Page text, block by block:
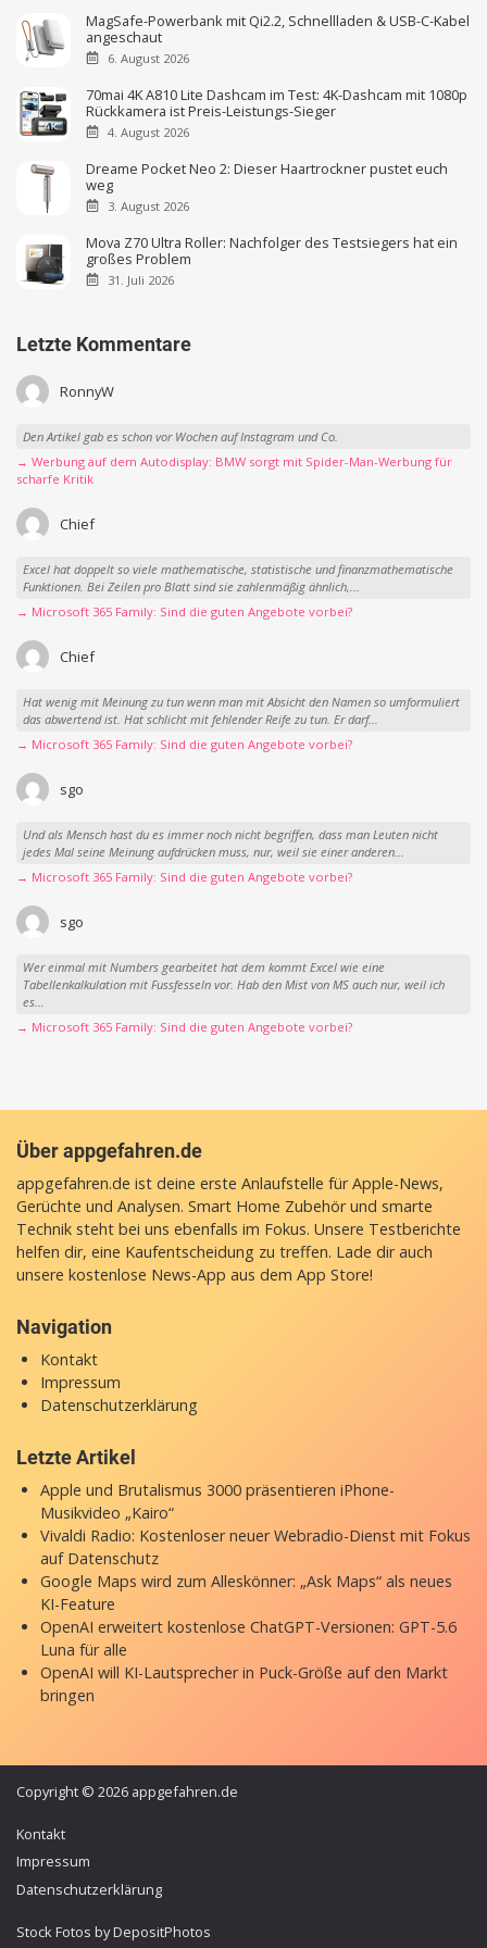
MagSafe-Powerbank mit Qi2.2, Schnellladen & USB-C-Kabel
angeschaut
6. August 2026
70mai 4K A810 Lite Dashcam im Test: 4K-Dashcam mit 1080p
Rückkamera ist Preis-Leistungs-Sieger
4. August 2026
Dreame Pocket Neo 2: Dieser Haartrockner pustet euch
weg
3. August 2026
Mova Z70 Ultra Roller: Nachfolger des Testsiegers hat ein
großes Problem
31. Juli 2026
Letzte Kommentare
RonnyW
Den Artikel gab es schon vor Wochen auf Instagram und Co.
→ Werbung auf dem Autodisplay: BMW sorgt mit Spider-Man-Werbung für
scharfe Kritik
Chief
Excel hat doppelt so viele mathematische, statistische und finanzmathematische
Funktionen. Bei Zeilen pro Blatt sind sie zahlenmäßig ähnlich,...
→ Microsoft 365 Family: Sind die guten Angebote vorbei?
Chief
Hat wenig mit Meinung zu tun wenn man mit Absicht den Namen so umformuliert
das abwertend ist. Hat schlicht mit fehlender Reife zu tun. Er darf...
→ Microsoft 365 Family: Sind die guten Angebote vorbei?
sgo
Und als Mensch hast du es immer noch nicht begriffen, dass man Leuten nicht
jedes Mal seine Meinung aufdrücken muss, nur, weil sie einer anderen...
→ Microsoft 365 Family: Sind die guten Angebote vorbei?
sgo
Wer einmal mit Numbers gearbeitet hat dem kommt Excel wie eine
Tabellenkalkulation mit Fussfesseln vor. Hab den Mist von MS auch nur, weil ich
es...
→ Microsoft 365 Family: Sind die guten Angebote vorbei?
Über appgefahren.de
appgefahren.de ist deine erste Anlaufstelle für Apple-News,
Gerüchte und Analysen. Smart Home Zubehör und smarte
Technik steht bei uns ebenfalls im Fokus. Unsere Testberichte
helfen dir, eine Kaufentscheidung zu treffen. Lade dir auch
unsere kostenlose News-App aus dem App Store!
Navigation
Kontakt
Impressum
Datenschutzerklärung
Letzte Artikel
Apple und Brutalismus 3000 präsentieren iPhone-
Musikvideo „Kairo“
Vivaldi Radio: Kostenloser neuer Webradio-Dienst mit Fokus
auf Datenschutz
Google Maps wird zum Alleskönner: „Ask Maps“ als neues
KI-Feature
OpenAI erweitert kostenlose ChatGPT-Versionen: GPT-5.6
Luna für alle
OpenAI will KI-Lautsprecher in Puck-Größe auf den Markt
bringen
Copyright © 2026 appgefahren.de
Kontakt
Impressum
Datenschutzerklärung
Stock Fotos by DepositPhotos